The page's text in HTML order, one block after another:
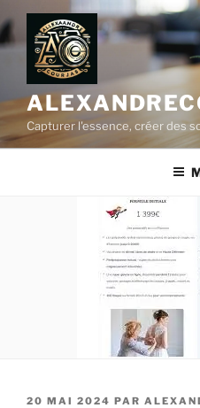
Aller
au
contenu
principal
Capturer l'essence, créer des
PUBLIÉ
20 MAI 2024 PAR